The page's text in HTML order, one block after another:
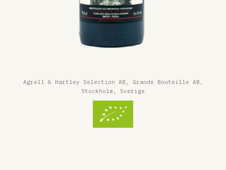
Agrell & Hartley Selection AB, Grande Bouteille AB,
Stockholm, Sverige